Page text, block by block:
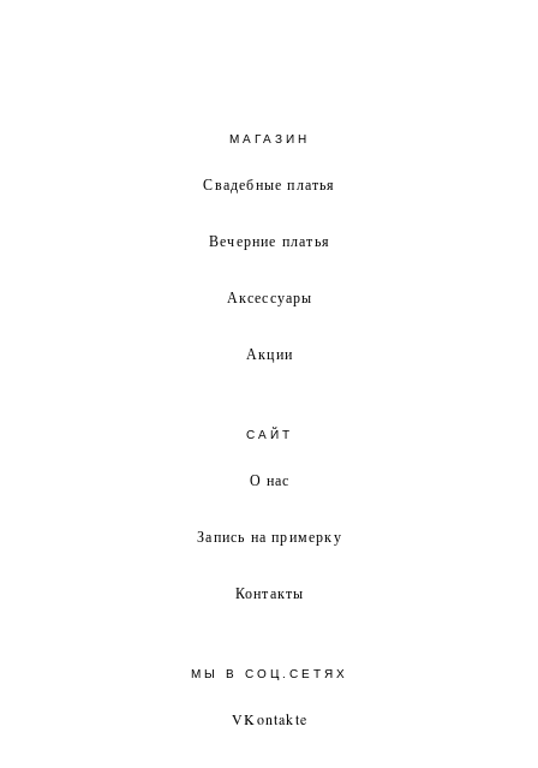
МАГАЗИН
Свадебные платья
Вечерние платья
Аксессуары
Акции
САЙТ
О нас
Запись на примерку
Контакты
МЫ В СОЦ.СЕТЯХ
VKontakte